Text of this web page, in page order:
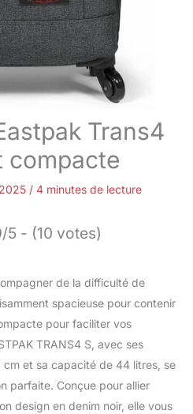
Trans4
compacte
/ 4 minutes de lecture
5 - (10 votes)
de la difficulté de
spacieuse pour contenir
pour faciliter vos
TRANS4 S, avec ses
et sa capacité de 44 litres, se
parfaite. Conçue pour allier
design en denim noir, elle vous